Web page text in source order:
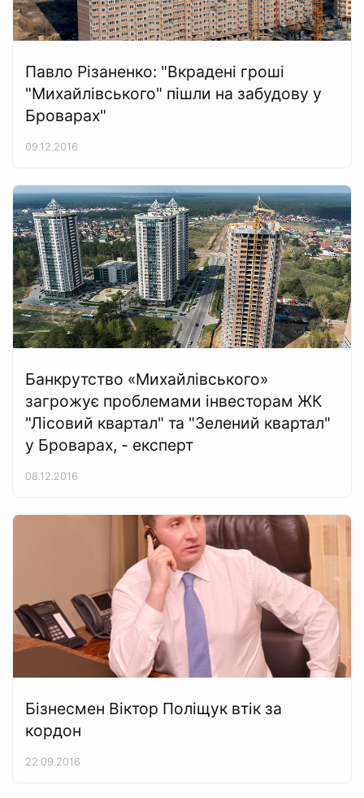
Павло Різаненко: "Вкрадені гроші
"Михайлівського" пішли на забудову у
Броварах"
09.12.2016
Банкрутство «Михайлівського»
загрожує проблемами інвесторам ЖК
"Лісовий квартал" та "Зелений квартал"
у Броварах, - експерт
08.12.2016
Бізнесмен Віктор Поліщук втік за
кордон
22.09.2016